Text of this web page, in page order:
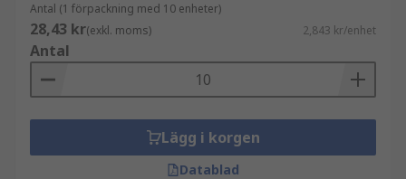
Antal (1 förpackning med 10 enheter)
28,43 kr(exkl. moms) 2,843 kr/enhet
Antal
Lägg i korgen
Datablad